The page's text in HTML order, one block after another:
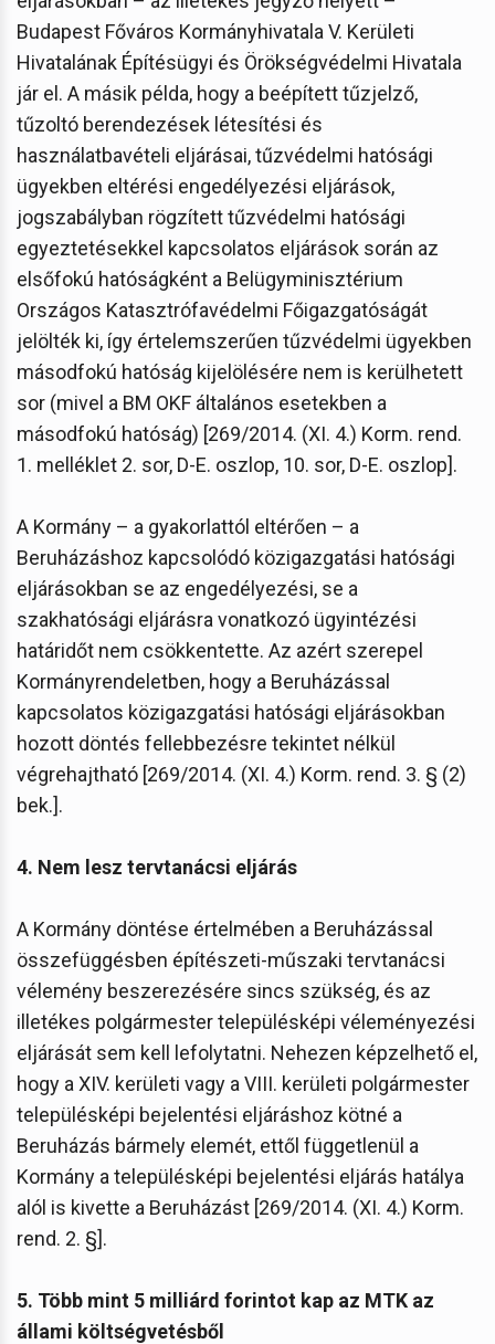
Budapest Főváros Kormányhivatala V. Kerületi
Hivatalának Építésügyi és Örökségvédelmi Hivatala
jár el. A másik példa, hogy a beépített tűzjelző,
tűzoltó berendezések létesítési és
használatbavételi eljárásai, tűzvédelmi hatósági
ügyekben eltérési engedélyezési eljárások,
jogszabályban rögzített tűzvédelmi hatósági
egyeztetésekkel kapcsolatos eljárások során az
elsőfokú hatóságként a Belügyminisztérium
Országos Katasztrófavédelmi Főigazgatóságát
jelölték ki, így értelemszerűen tűzvédelmi ügyekben
másodfokú hatóság kijelölésére nem is kerülhetett
sor (mivel a BM OKF általános esetekben a
másodfokú hatóság) [269/2014. (XI. 4.) Korm. rend.
1. melléklet 2. sor, D-E. oszlop, 10. sor, D-E. oszlop].
A Kormány – a gyakorlattól eltérően – a
Beruházáshoz kapcsolódó közigazgatási hatósági
eljárásokban se az engedélyezési, se a
szakhatósági eljárásra vonatkozó ügyintézési
határidőt nem csökkentette. Az azért szerepel
Kormányrendeletben, hogy a Beruházással
kapcsolatos közigazgatási hatósági eljárásokban
hozott döntés fellebbezésre tekintet nélkül
végrehajtható [269/2014. (XI. 4.) Korm. rend. 3. § (2)
bek.].
4. Nem lesz tervtanácsi eljárás
A Kormány döntése értelmében a Beruházással
összefüggésben építészeti-műszaki tervtanácsi
vélemény beszerezésére sincs szükség, és az
illetékes polgármester településképi véleményezési
eljárását sem kell lefolytatni. Nehezen képzelhető el,
hogy a XIV. kerületi vagy a VIII. kerületi polgármester
településképi bejelentési eljáráshoz kötné a
Beruházás bármely elemét, ettől függetlenül a
Kormány a településképi bejelentési eljárás hatálya
alól is kivette a Beruházást [269/2014. (XI. 4.) Korm.
rend. 2. §].
5. Több mint 5 milliárd forintot kap az MTK az
állami költségvetésből